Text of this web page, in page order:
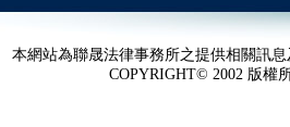
本網站為聯晟法律事務所之提供相關訊
COPYRIGHT© 2002 版權